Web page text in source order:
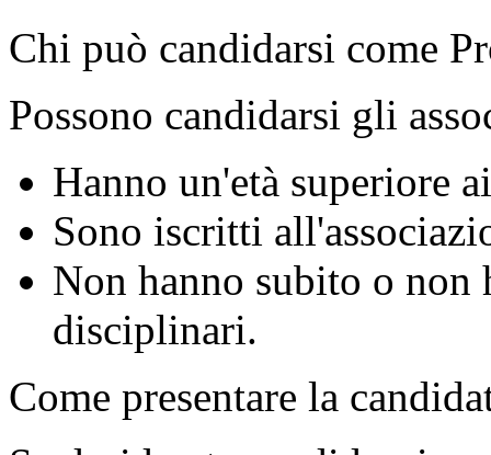
Chi può candidarsi come
Possono candidarsi gli
Hanno un'età superiore
Sono iscritti
Non hanno subito o
disciplinari.
Come presentare la